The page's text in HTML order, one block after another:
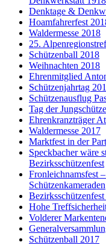
Denktage &
Hoamfahrerfest
Waldermesse 2018
25.
Schützenball 2018
Weihnachten 2018
Ehrenmitglied
Schützenjahrtag
Schützenausflug
Tag der
Ehrenkranzträger
Waldermesse 2017
Marktfest in der
Speckbacher wäre
Bezirksschützenfest
Fronleichnamsfest
Schützenkameraden
Hohe
Volderer
Schützenball 2017